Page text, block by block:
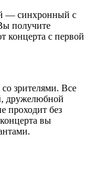
— синхронный с
получите
концерта с первой
зрителями. Все
дружелюбной
проходит без
вы